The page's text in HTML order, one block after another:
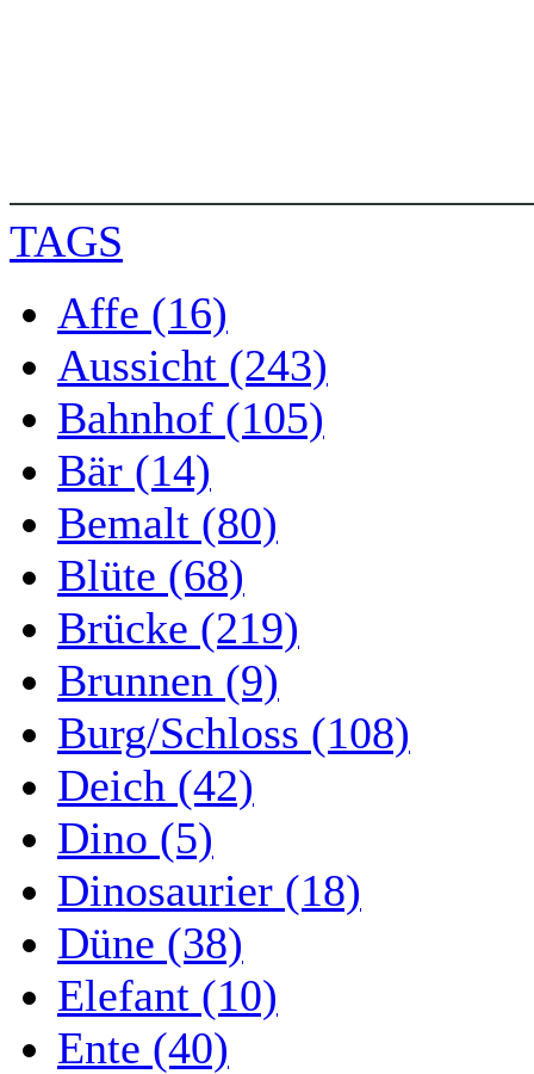
TAGS
Affe (16)
Aussicht (243)
Bahnhof (105)
Bär (14)
Bemalt (80)
Blüte (68)
Brücke (219)
Brunnen (9)
Burg/Schloss (108)
Deich (42)
Dino (5)
Dinosaurier (18)
Düne (38)
Elefant (10)
Ente (40)